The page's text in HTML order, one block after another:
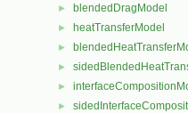
► blendedDragModel
► heatTransferModel
►
►
►
►